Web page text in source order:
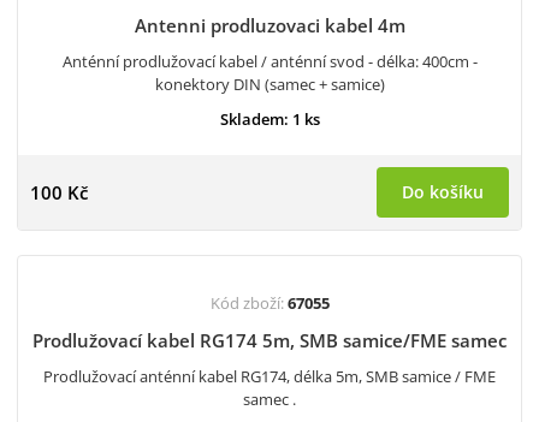
Antenni prodluzovaci kabel 4m
Anténní prodlužovací kabel / anténní svod - délka: 400cm -
konektory DIN (samec + samice)
Skladem: 1 ks
100 Kč Do košíku
Kód zboží:67055
Prodlužovací kabel RG174 5m, SMB samice/FME samec
Prodlužovací anténní kabel RG174, délka 5m, SMB samice / FME
samec .